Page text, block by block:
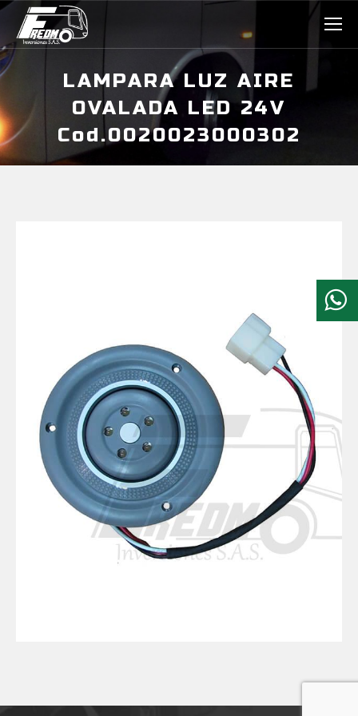
LAMPARA LUZ AIRE
OVALADA LED 24V
Cod.0020023000302